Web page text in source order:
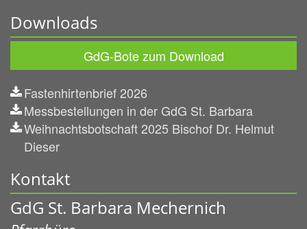
Downloads
GdG-Bote zum Download
Fastenhirtenbrief 2026
Messbestellungen in der GdG St. Barbara
Weihnachtsbotschaft 2025 Bischof Dr. Helmut
Dieser
Kontakt
GdG St. Barbara Mechernich